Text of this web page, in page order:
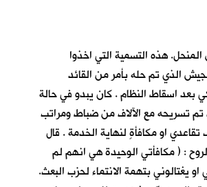
هذه التسمية التي اخذوا
الذي تم حله بأمر من القائد
بعد اسقاط النظام . كان يبدو في حالة
تم تسريحه مع الآلاف من ضباط ومراتب
او مكافأةٍ لنهاية الخدمة . قال
: ( مكافأتي الوحيدة هي انهم لم
يغتالوني بتهمة الانتماء لحزب البعث.